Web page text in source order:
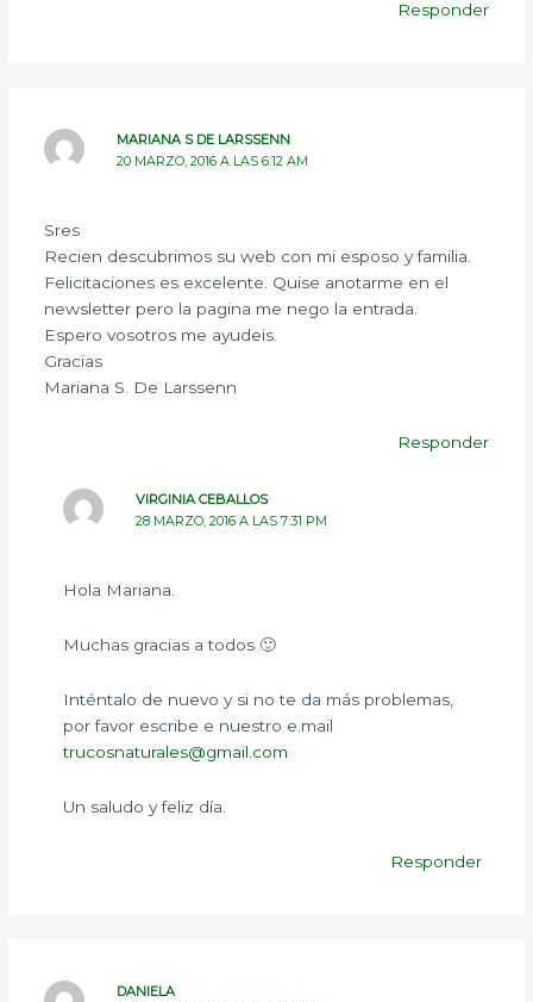
Responder
MARIANA S DE LARSSENN
20 MARZO, 2016 A LAS 6:12 AM
Sres
Recien descubrimos su web con mi esposo y familia.
Felicitaciones es excelente. Quise anotarme en el
newsletter pero la pagina me nego la entrada.
Espero vosotros me ayudeis.
Gracias
Mariana S. De Larssenn
Responder
VIRGINIA CEBALLOS
28 MARZO, 2016 A LAS 7:31 PM
Hola Mariana.
Muchas gracias a todos 🙂
Inténtalo de nuevo y si no te da más problemas,
por favor escribe e nuestro e.mail
trucosnaturales@gmail.com
Un saludo y feliz día.
Responder
DANIELA